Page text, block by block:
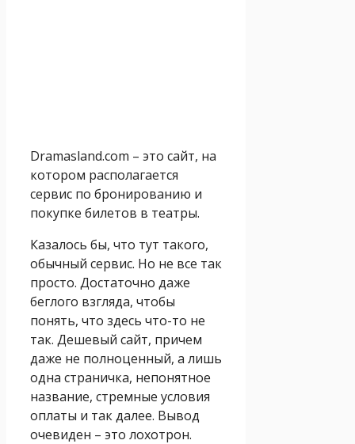
Dramasland.com – это сайт, на
котором располагается
сервис по бронированию и
покупке билетов в театры.
Казалось бы, что тут такого,
обычный сервис. Но не все так
просто. Достаточно даже
беглого взгляда, чтобы
понять, что здесь что-то не
так. Дешевый сайт, причем
даже не полноценный, а лишь
одна страничка, непонятное
название, стремные условия
оплаты и так далее. Вывод
очевиден – это лохотрон.